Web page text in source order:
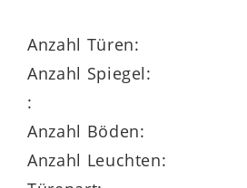
Die eleganteFront aus
champagnerfarbenem
Anzahl Türen:
Anzahl Spiegel:
:
Anzahl Böden:
Anzahl Leuchten: